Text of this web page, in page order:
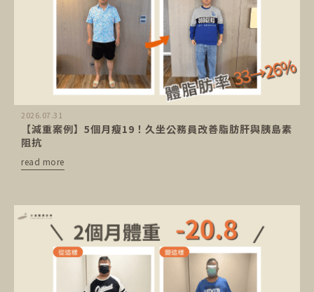
2026.07.31
【減重案例】5個月瘦19！久坐公務員改善脂肪肝與胰島素
阻抗
read more